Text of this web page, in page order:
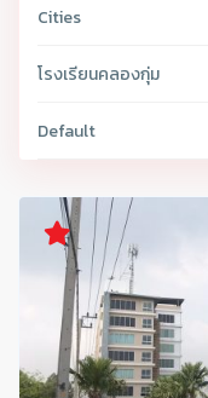
Cities
โรงเรียนคลองกุ่ม
Default